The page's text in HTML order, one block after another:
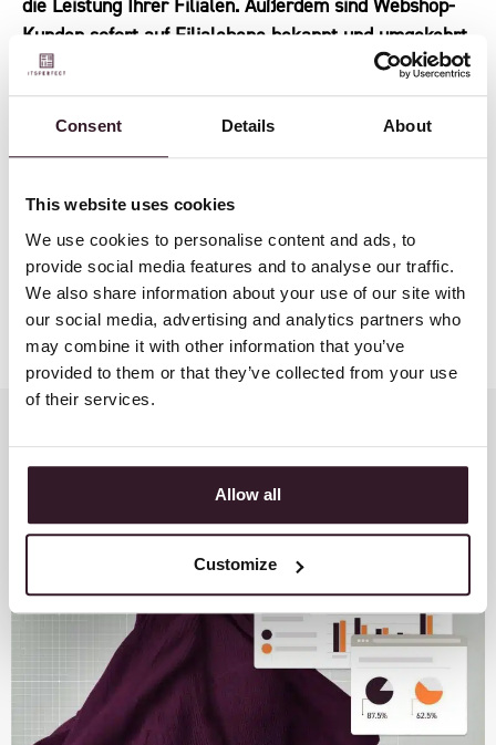
Consent Details About
This website uses cookies
We use cookies to personalise content and ads, to
provide social media features and to analyse our traffic.
We also share information about your use of our site with
our social media, advertising and analytics partners who
may combine it with other information that you’ve
provided to them or that they’ve collected from your use
of their services.
Allow all
Customize
die Leistung Ihrer Filialen. Außerdem sind Webshop-
Kunden sofort auf Filialebene bekannt und umgekehrt,
und Sie können Webshop-Rücksendungen ganz einfach
in Ihrer Filiale bearbeiten.
Ist ein Artikel im Laden nicht vorrätig? Kein Problem
direkt an die Haustür des Kunden geliefert wird. Wir
haben alle Verkaufskanäle in einem integriert, um ein
echtes Omnichannel-Erlebnis für Ihre Kunden zu
gewährleisten.